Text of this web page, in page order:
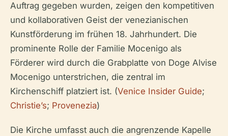
Auftrag gegeben wurden, zeigen den kompetitiven
und kollaborativen Geist der venezianischen
Kunstförderung im frühen 18. Jahrhundert. Die
prominente Rolle der Familie Mocenigo als
Förderer wird durch die Grabplatte von Doge Alvise
Mocenigo unterstrichen, die zentral im
Kirchenschiff platziert ist. (Venice Insider Guide;
Christie’s; Provenezia)
Die Kirche umfasst auch die angrenzende Kapelle